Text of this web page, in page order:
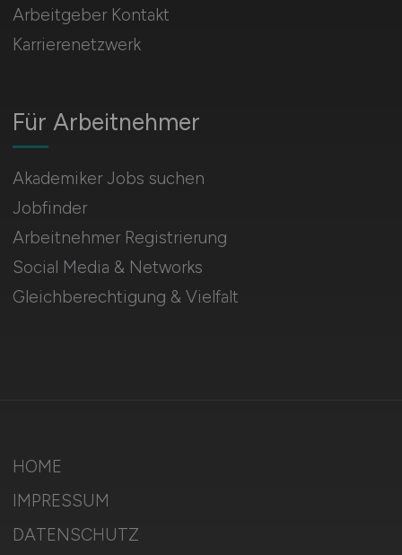
Für Arbeitnehmer
Akademiker Jobs suchen
Jobfinder
Arbeitnehmer Registrierung
Social Media & Networks
Gleichberechtigung & Vielfalt
Arbeitgeber Kontakt
Karrierenetzwerk
HOME
IMPRESSUM
DATENSCHUTZ